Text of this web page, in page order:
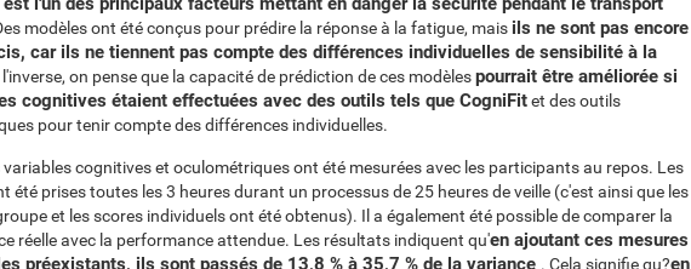
modèles ont été conçus pour prédire la réponse à la fatigue, mais ils ne sont pas encore
car ils ne tiennent pas compte des différences individuelles de sensibilité à la
l'inverse, on pense que la capacité de prédiction de ces modèlespourrait être améliorée si
cognitives étaient effectuées avec des outils tels que CogniFitet des outils
pour tenir compte des différences individuelles.
cognitives et oculométriques ont été mesurées avec les participants au repos. Les
été prises toutes les 3 heures durant un processus de 25 heures de veille (c'est ainsi que les
et les scores individuels ont été obtenus). Il a également été possible de comparer la
réelle avec la performance attendue. Les résultats indiquent qu'en ajoutant ces mesures
préexistants, ils sont passés de 13,8 % à 35,7 % de la variance . Cela signifie qu?en